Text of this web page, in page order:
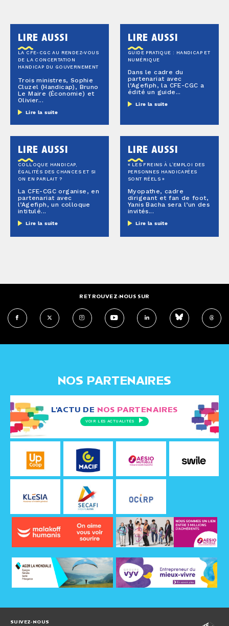
lire aussi
LA CFE-CGC AU RENDEZ-VOUS
DE LA CONCERTATION
HANDICAP DU GOUVERNEMENT
Trois ministres, Sophie
Cluzel (Handicap), Bruno
Le Maire (Économie) et
Olivier...
Lire la suite
lire aussi
GUIDE PRATIQUE : HANDICAP ET
NUMÉRIQUE
Dans le cadre du
partenariat avec
l’Agefiph, la CFE-CGC a
édité un guide...
Lire la suite
lire aussi
COLLOQUE HANDICAP,
ÉGALITÉS DES CHANCES ET SI
ON EN PARLAIT ?
La CFE-CGC organise, en
partenariat avec
l’Agefiph, un colloque
intitulé...
Lire la suite
lire aussi
« LES FREINS À L’EMPLOI DES
PERSONNES HANDICAPÉES
SONT RÉELS »
Myopathe, cadre
dirigeant et fan de foot,
Yanis Bacha sera l’un des
invités...
Lire la suite
RETROUVEZ-NOUS SUR
NOS PARTENAIRES
L'ACTU DE NOS PARTENAIRES
VOIR LES ACTUALITÉS
SUIVEZ-NOUS